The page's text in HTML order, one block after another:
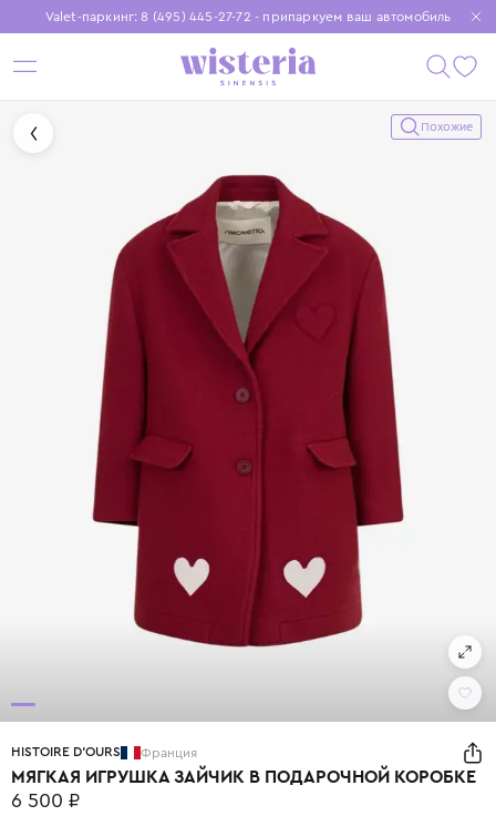
Valet-паркинг: 8 (495) 445-27-72 - припаркуем ваш автомобиль
Бесплатная доставка при заказе от 15 000 ₽
Установите приложение, чтобы покупки были еще удобнее
Похожие
HISTOIRE D'OURS Франция
МЯГКАЯ ИГРУШКА ЗАЙЧИК В ПОДАРОЧНОЙ КОРОБКЕ
6 500 ₽